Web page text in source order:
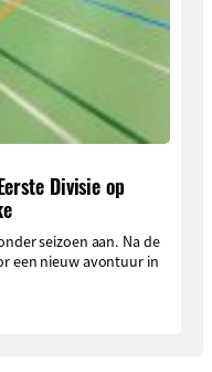
Divisie op
seizoen aan. Na de
een nieuw avontuur in